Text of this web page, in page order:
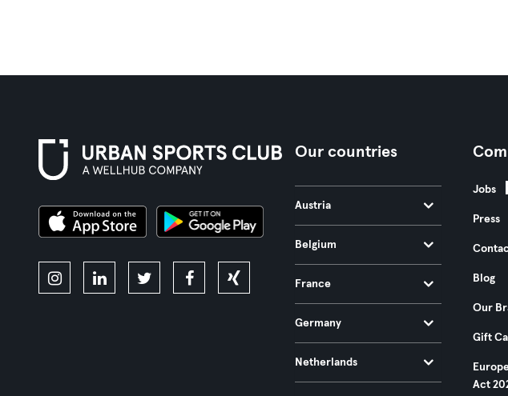
Our countries
Austria
Belgium
France
Germany
Netherlands
Jobs
Press
Blog
Our
Gift
Act